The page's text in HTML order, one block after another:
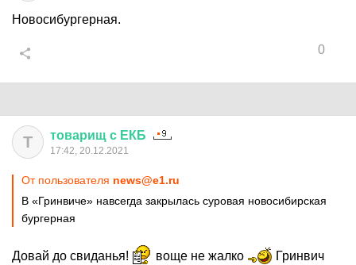
Новосибургерная.
0
Т товарищ с ЕКБ
17:42, 20.12.2021
От пользователя news@e1.ru
В «Гринвиче» навсегда закрылась суровая новосибирская
бургерная
Довай до свиданья! воще не жалко
Гринвич